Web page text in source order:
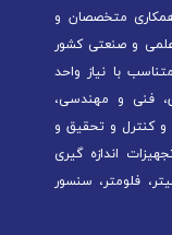
همکاری متخصصان و
و صنعتی کشور
با نیاز واحد
فنی و مهندسی،
و کنترل و تحقیق و
اندازه گیری
فلومتر، سنسور